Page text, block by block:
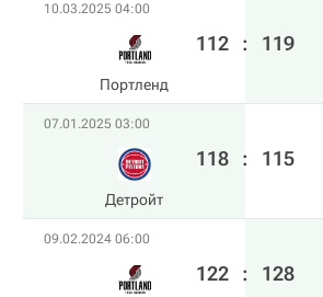
10.03.2025 04:00
Портленд
112 : 119
07.01.2025 03:00
Детройт
118 : 115
09.02.2024 06:00
122 : 128